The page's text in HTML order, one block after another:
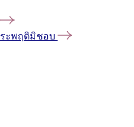
ะพฤติมิชอบ